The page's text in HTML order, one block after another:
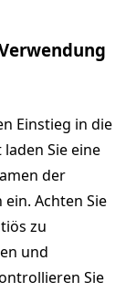
Einstieg in die
Sie eine
der
Achten Sie
zu
und
Sie